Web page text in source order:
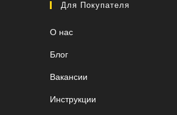
Для Покупателя
О нас
Блог
Вакансии
Инструкции